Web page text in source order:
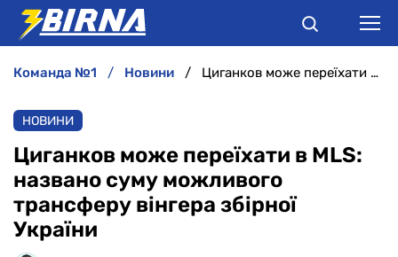
АНАЛІТИКА
ІНТЕРВ'Ю
РІЗНЕ
команда №1 новини Циганков може переїхати в MLS: названо суму можливого трансферу вінгера збірної України
НОВИНИ
Циганков може переїхати в MLS:
названо суму можливого
трансферу вінгера збірної
України